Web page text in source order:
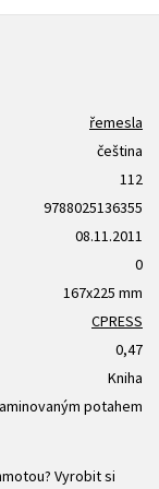
řemesla
čeština
112
9788025136355
08.11.2011
0
167x225 mm
CPRESS
0,47
Kniha
potahem
Vyrobit si